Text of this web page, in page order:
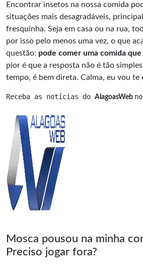
Encontrar insetos na nossa comida
situações mais desagradáveis,
fresquinha. Seja em casa ou na rua,
por isso pelo menos uma vez, o que
questão: pode comer uma comida que
pior é que a resposta não é tão
tempo, é bem direta. Calma, eu vou
Receba as notícias do AlagoasWeb
Mosca pousou na minha
Preciso jogar fora?